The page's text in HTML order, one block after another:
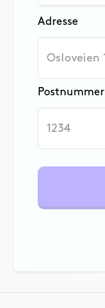
Adresse
Postnummer